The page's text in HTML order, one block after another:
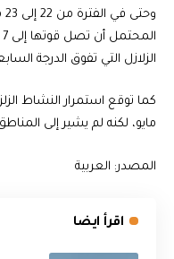
الزلازل التي تفوق الدرجة
كما توقع استمرار النشاط
مايو، لكنه لم يشير إلى
المصدر: العربية
اقرأ ايضا